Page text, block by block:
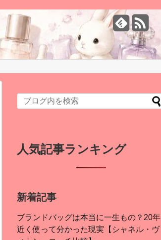
人気記事ランキング
新着記事
ブランドバッグは本当に一生もの？20年
近く使って分かった現実【シャネル・ヴ